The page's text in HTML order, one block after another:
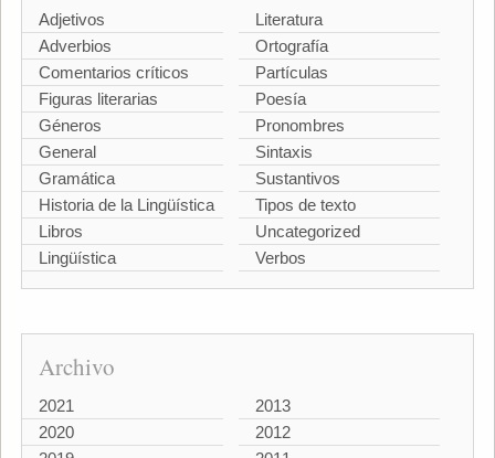
Adjetivos
Adverbios
Comentarios críticos
Figuras literarias
Géneros
General
Gramática
Historia de la Lingüística
Libros
Lingüística
Literatura
Ortografía
Partículas
Poesía
Pronombres
Sintaxis
Sustantivos
Tipos de texto
Uncategorized
Verbos
Archivo
2021
2020
2013
2012